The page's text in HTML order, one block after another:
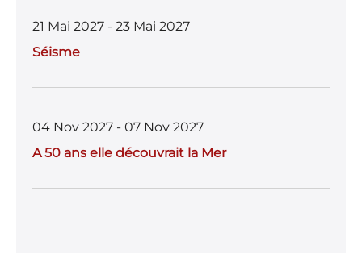
21 Mai 2027 - 23 Mai 2027
Séisme
04 Nov 2027 - 07 Nov 2027
A 50 ans elle découvrait la Mer